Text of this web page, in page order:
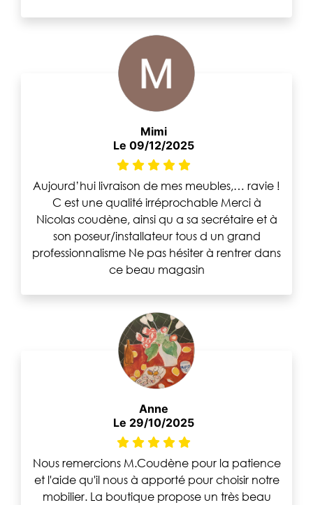
Mimi
Le 09/12/2025
Aujourd’hui livraison de mes meubles,… ravie !
C est une qualité irréprochable Merci à
Nicolas coudène, ainsi qu a sa secrétaire et à
son poseur/installateur tous d un grand
professionnalisme Ne pas hésiter à rentrer dans
ce beau magasin
Anne
Le 29/10/2025
Nous remercions M.Coudène pour la patience
et l'aide qu'il nous à apporté pour choisir notre
mobilier. La boutique propose un très beau